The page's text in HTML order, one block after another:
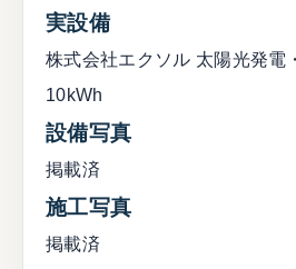
実設備
株式会社エクソル 太陽光発電
10kWh
設備写真
掲載済
施工写真
掲載済